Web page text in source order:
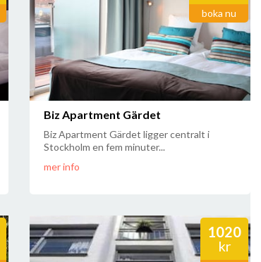
boka nu
Biz Apartment Gärdet
Biz Apartment Gärdet ligger centralt i
Stockholm en fem minuter...
mer info
1020
kr